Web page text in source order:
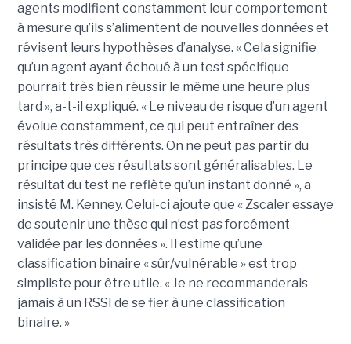
agents modifient constamment leur comportement
à mesure qu’ils s’alimentent de nouvelles données et
révisent leurs hypothèses d’analyse. « Cela signifie
qu’un agent ayant échoué à un test spécifique
pourrait très bien réussir le même une heure plus
tard », a-t-il expliqué. « Le niveau de risque d’un agent
évolue constamment, ce qui peut entraîner des
résultats très différents. On ne peut pas partir du
principe que ces résultats sont généralisables. Le
résultat du test ne reflète qu’un instant donné », a
insisté M. Kenney. Celui-ci ajoute que « Zscaler essaye
de soutenir une thèse qui n’est pas forcément
validée par les données ». Il estime qu’une
classification binaire « sûr/vulnérable » est trop
simpliste pour être utile. « Je ne recommanderais
jamais à un RSSI de se fier à une classification
binaire. »